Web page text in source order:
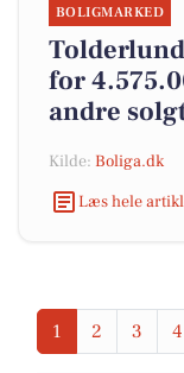
BOLIGMARKED
for
andre
Kilde: Boliga.dk
Læs hele
1 2 3 4